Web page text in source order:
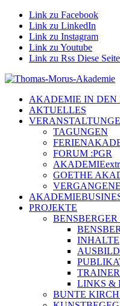
Link zu Facebook
Link zu LinkedIn
Link zu Instagram
Link zu Youtube
Link zu Rss Diese Seite
AKADEMIE IN DEN
AKTUELLES
TAGUNGEN
FORUM :PGR
GOETHE
PROJEKTE
INHALTE
LINKS &
BUNTE